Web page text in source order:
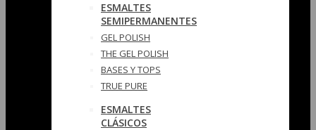
ESMALTES
SEMIPERMANENTES
GEL POLISH
THE GEL POLISH
BASES Y‎ TOPS
TRUE PURE
ESMALTES
CLÁSICOS